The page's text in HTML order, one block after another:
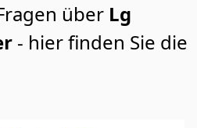
über Lg
- hier finden Sie die